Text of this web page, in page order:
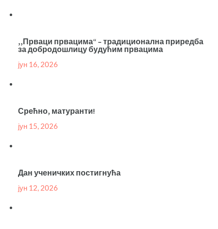
,,Прваци првацима“ – традиционална приредба
за добродошлицу будућим првацима
јун 16, 2026
Срећно, матуранти!
јун 15, 2026
Дан ученичких постигнућа
јун 12, 2026